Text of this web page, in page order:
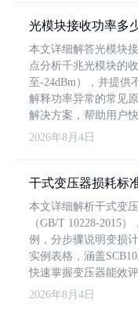
光模块接收功率多
本文详细解答光模块
点分析千兆光模块的
至-24dBm），并提供
解释功率异常的常见
解决方案，帮助用户
2026年8月4日
干式变压器损耗标
本文详细解析干式变
（GB/T 10228-2015
例，分步骤说明变损
实例表格，涵盖
快速掌握变压器能效评
2026年8月4日